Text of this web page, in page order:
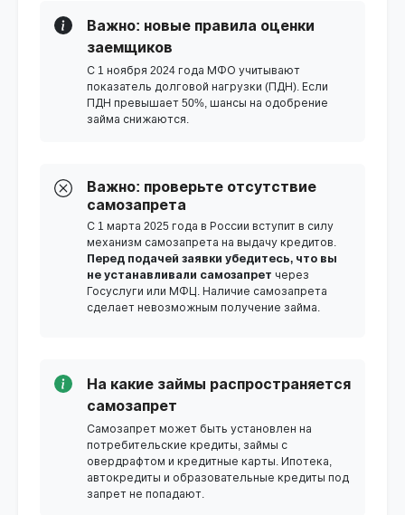
Важно: новые правила оценки
заемщиков
С 1 ноября 2024 года МФО учитывают
показатель долговой нагрузки (ПДН). Если
ПДН превышает 50%, шансы на одобрение
займа снижаются.
Важно: проверьте отсутствие
самозапрета
С 1 марта 2025 года в России вступит в силу
механизм самозапрета на выдачу кредитов.
Перед подачей заявки убедитесь, что вы
не устанавливали самозапрет через
Госуслуги или МФЦ. Наличие самозапрета
сделает невозможным получение займа.
На какие займы распространяется
самозапрет
Самозапрет может быть установлен на
потребительские кредиты, займы с
овердрафтом и кредитные карты. Ипотека,
автокредиты и образовательные кредиты под
запрет не попадают.